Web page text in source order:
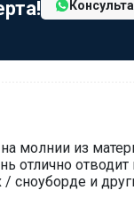
молнии из
отлично
сноуборде и